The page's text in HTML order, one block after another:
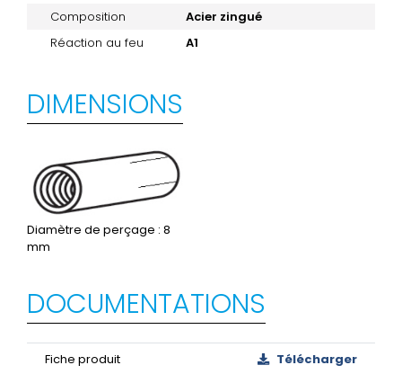
Composition
Acier zingué
Réaction au feu
A1
DIMENSIONS
Diamètre de perçage : 8
mm
DOCUMENTATIONS
Fiche produit Télécharger